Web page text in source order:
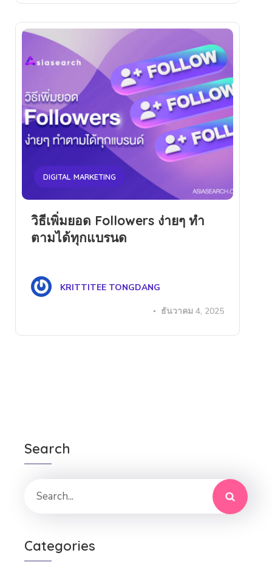
DIGITAL MARKETING
วิธีเพิ่มยอด Followers ง่ายๆ ทำ
ตามได้ทุกแบรนด
KRITTITEE TONGDANG
ธันวาคม 4, 2025
Search
Categories